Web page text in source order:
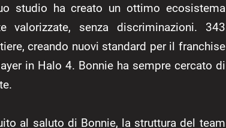
studio ha creato un ottimo ecosistema
senza discriminazioni. 343
creando nuovi standard per il franchise
in Halo 4. Bonnie ha sempre cercato di
al saluto di Bonnie, la struttura del team